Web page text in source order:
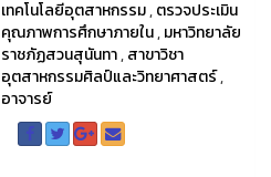
เทคโนโลยีอุตสาหกรรม,ตรวจประเมิน
คุณภาพการศึกษาภายใน,มหาวิทยาลัย
ราชภัฏสวนสุนันทา,สาขาวิชา
อุตสาหกรรมศิลป์และวิทยาศาสตร์,
อาจารย์